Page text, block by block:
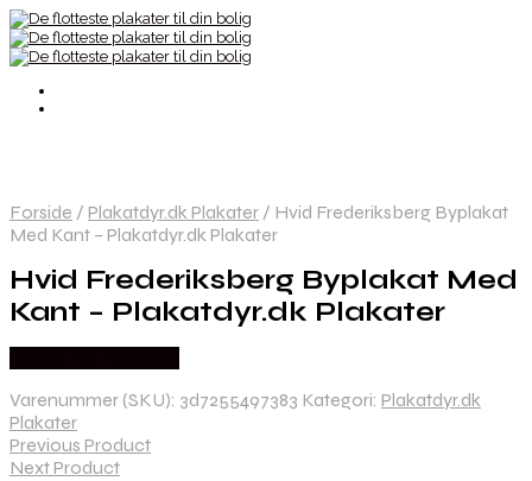
Forside / Plakatdyr.dk Plakater / Hvid Frederiksberg Byplakat
Med Kant – Plakatdyr.dk Plakater
Hvid Frederiksberg Byplakat Med
Kant – Plakatdyr.dk Plakater
Varenummer (SKU): 3d7255497383 Kategori: Plakatdyr.dk
Plakater
Previous Product
Next Product